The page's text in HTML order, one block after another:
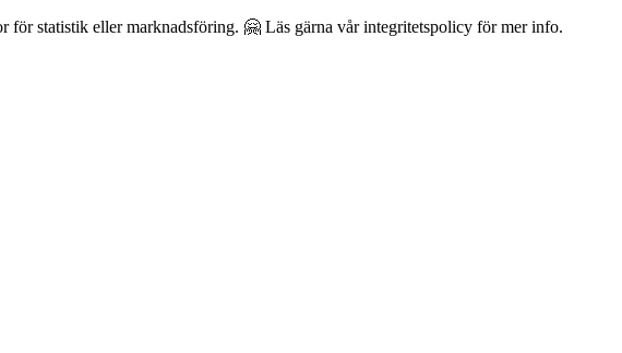
statistik eller marknadsföring. 🤗 Läs gärna vår integritetspolicy för mer info.